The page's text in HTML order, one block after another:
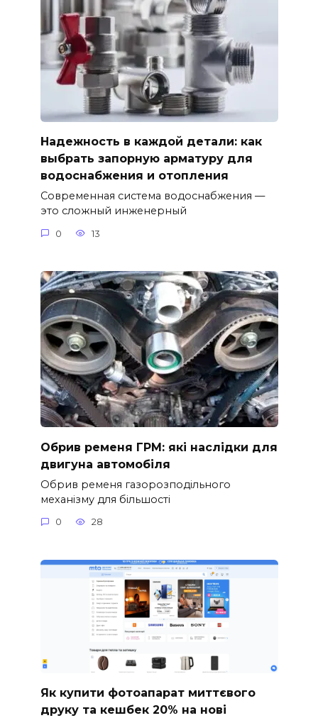
Надежность в каждой детали: как
выбрать запорную арматуру для
водоснабжения и отопления
Современная система водоснабжения —
это сложный инженерный
0 13
Обрив ременя ГРМ: які наслідки для
двигуна автомобіля
Обрив ременя газорозподільного
механізму для більшості
0 28
Як купити фотоапарат миттєвого
друку та кешбек 20% на нові